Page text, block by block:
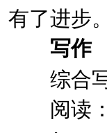
有了进步
写作
综合
阅读：